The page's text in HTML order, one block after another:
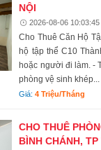
NỘI
2026-08-06 10:03:45
Cho Thuê Căn Hộ
hộ tập thể C10
hoặc người đi làm. -
phòng vệ sinh
Giá:4 Triệu/tháng
CHO THUÊ
BÌNH CHÁNH,